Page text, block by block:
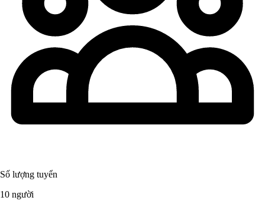
Số lượng tuyển
10 người